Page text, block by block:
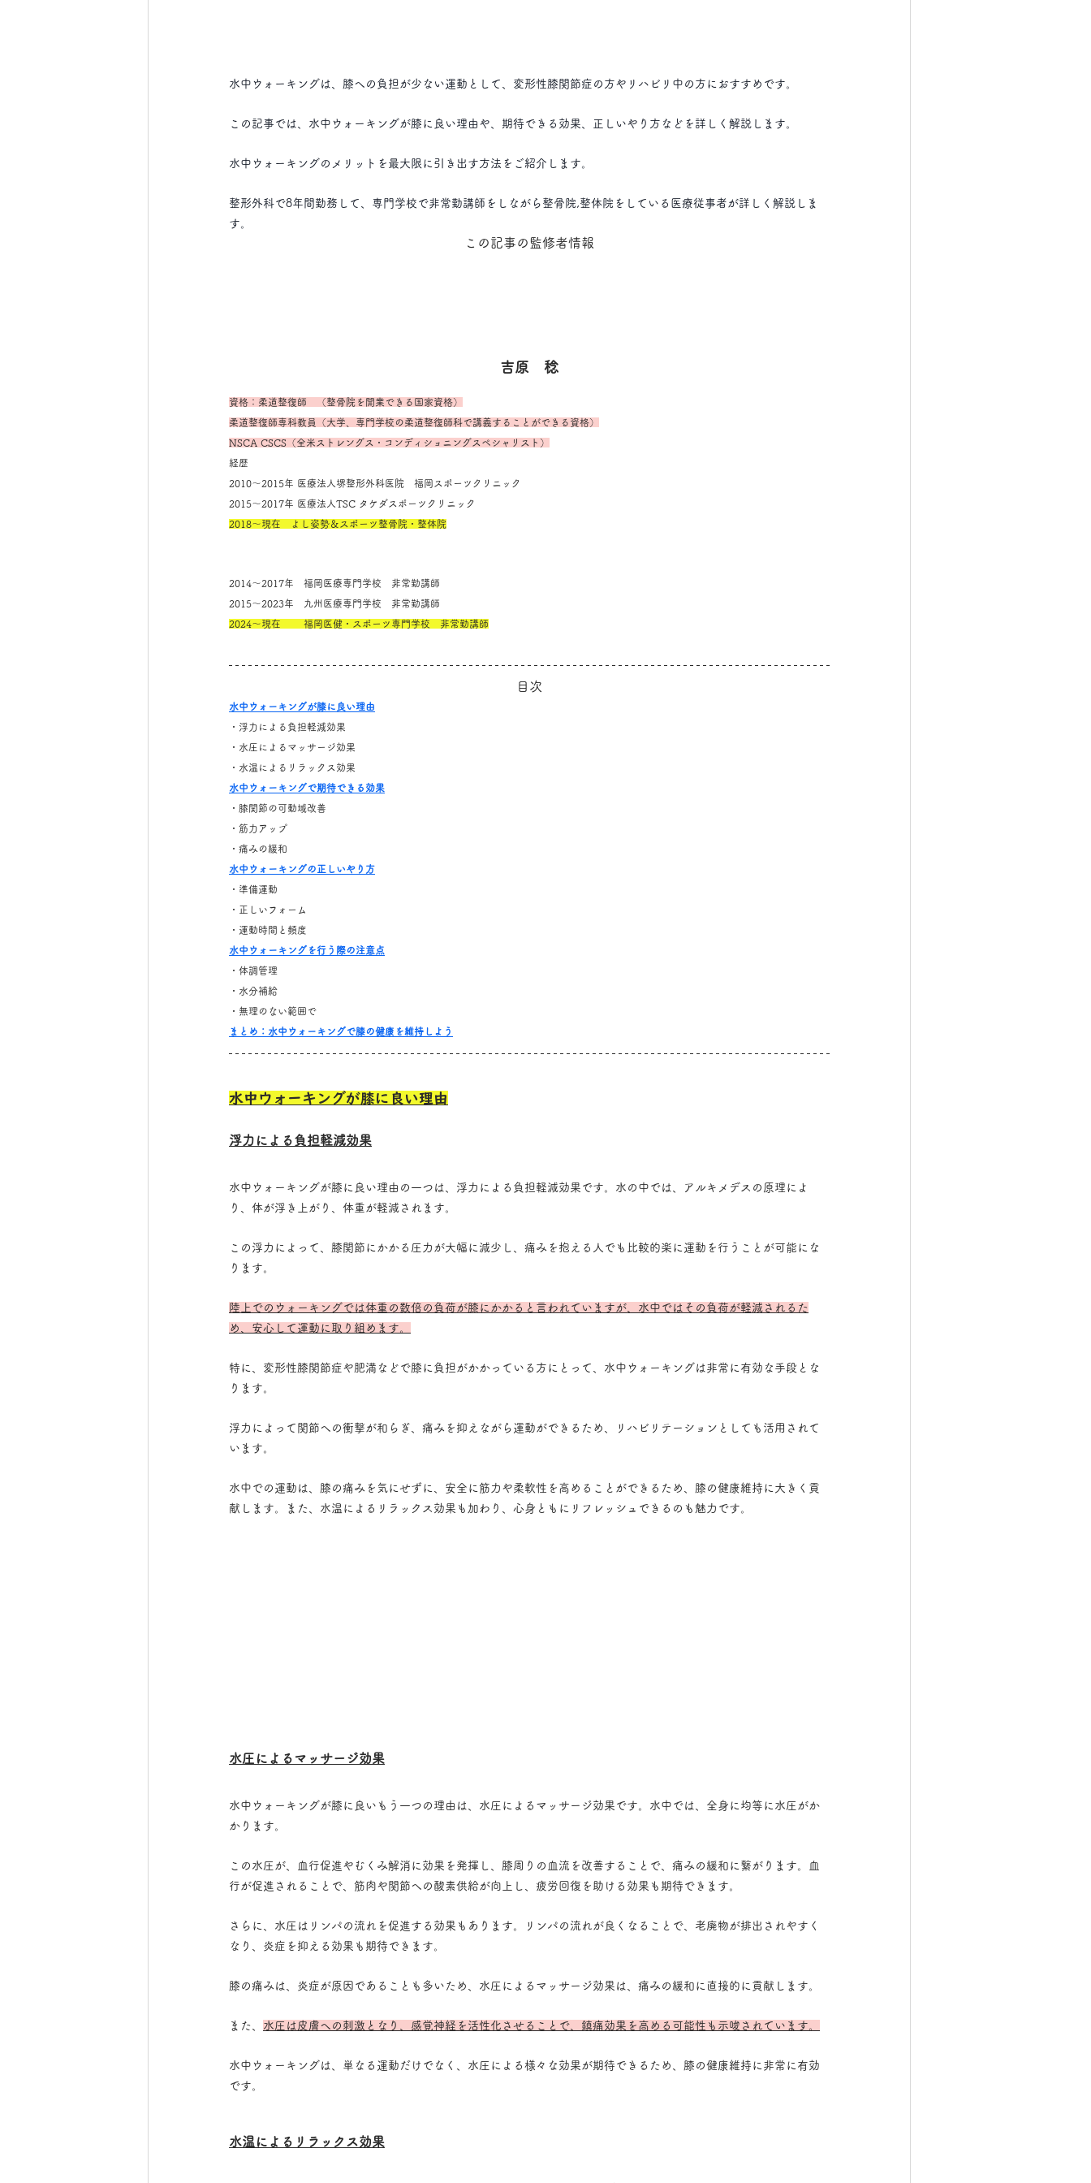
水中ウォーキングは、膝への負担が少ない運動として、変形性膝関節症の方やリハビリ中の方におすすめです。
この記事では、水中ウォーキングが膝に良い理由や、期待できる効果、正しいやり方などを詳しく解説します。
水中ウォーキングのメリットを最大限に引き出す方法をご紹介します。
整形外科で8年間勤務して、専門学校で非常勤講師をしながら整骨院,整体院をしている医療従事者が詳しく解説しま
す。
この記事の監修者情報
吉原　稔
資格：柔道整復師　（整骨院を開業できる国家資格）
柔道整復師専科教員（大学、専門学校の柔道整復師科で講義することができる資格）
NSCA CSCS（全米ストレングス・コンディショニングスペシャリスト）
経歴
2010～2015年 医療法人堺整形外科医院　福岡スポーツクリニック
2015～2017年 医療法人TSC タケダスポーツクリニック
2018～現在　よし姿勢＆スポーツ整骨院・整体院
2014～2017年　福岡医療専門学校　非常勤講師
2015～2023年　九州医療専門学校　非常勤講師
2024～現在　　 福岡医健・スポーツ専門学校　非常勤講師
目次
水中ウォーキングが膝に良い理由
・浮力による負担軽減効果
・水圧によるマッサージ効果
・水温によるリラックス効果
水中ウォーキングで期待できる効果
・膝関節の可動域改善
・筋力アップ
・痛みの緩和
水中ウォーキングの正しいやり方
・準備運動
・正しいフォーム
・運動時間と頻度
水中ウォーキングを行う際の注意点
・体調管理
・水分補給
・無理のない範囲で
まとめ：水中ウォーキングで膝の健康を維持しよう
水中ウォーキングが膝に良い理由
浮力による負担軽減効果
水中ウォーキングが膝に良い理由の一つは、浮力による負担軽減効果です。水の中では、アルキメデスの原理によ
り、体が浮き上がり、体重が軽減されます。
この浮力によって、膝関節にかかる圧力が大幅に減少し、痛みを抱える人でも比較的楽に運動を行うことが可能にな
ります。
陸上でのウォーキングでは体重の数倍の負荷が膝にかかると言われていますが、水中ではその負荷が軽減されるた
め、安心して運動に取り組めます。
特に、変形性膝関節症や肥満などで膝に負担がかかっている方にとって、水中ウォーキングは非常に有効な手段とな
ります。
浮力によって関節への衝撃が和らぎ、痛みを抑えながら運動ができるため、リハビリテーションとしても活用されて
います。
水中での運動は、膝の痛みを気にせずに、安全に筋力や柔軟性を高めることができるため、膝の健康維持に大きく貢
献します。また、水温によるリラックス効果も加わり、心身ともにリフレッシュできるのも魅力です。
水圧によるマッサージ効果
水中ウォーキングが膝に良いもう一つの理由は、水圧によるマッサージ効果です。水中では、全身に均等に水圧がか
かります。
この水圧が、血行促進やむくみ解消に効果を発揮し、膝周りの血流を改善することで、痛みの緩和に繋がります。血
行が促進されることで、筋肉や関節への酸素供給が向上し、疲労回復を助ける効果も期待できます。
さらに、水圧はリンパの流れを促進する効果もあります。リンパの流れが良くなることで、老廃物が排出されやすく
なり、炎症を抑える効果も期待できます。
膝の痛みは、炎症が原因であることも多いため、水圧によるマッサージ効果は、痛みの緩和に直接的に貢献します。
また、 水圧は皮膚への刺激となり、感覚神経を活性化させることで、鎮痛効果を高める可能性も示唆されています。
水中ウォーキングは、単なる運動だけでなく、水圧による様々な効果が期待できるため、膝の健康維持に非常に有効
です。
水温によるリラックス効果